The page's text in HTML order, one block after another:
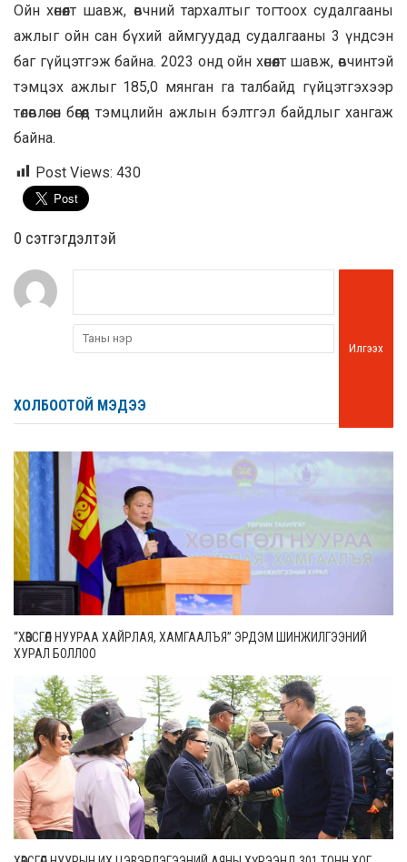
Ойн хөнөөлт шавж, өвчний тархалтыг тогтоох судалгааны
ажлыг ойн сан бүхий аймгуудад судалгааны 3 үндсэн
баг гүйцэтгэж байна. 2023 онд ойн хөнөөлт шавж, өвчинтэй
тэмцэх ажлыг 185,0 мянган га талбайд гүйцэтгэхээр
төлөвлөсөн бөгөөд тэмцлийн ажлын бэлтгэл байдлыг хангаж
байна.
Post Views: 430
0 cэтгэгдэлтэй
Илгээх
ХОЛБООТОЙ МЭДЭЭ
“ХӨВСГӨЛ НУУРАА ХАЙРЛАЯ, ХАМГААЛЪЯ” ЭРДЭМ ШИНЖИЛГЭЭНИЙ
ХУРАЛ БОЛЛОО